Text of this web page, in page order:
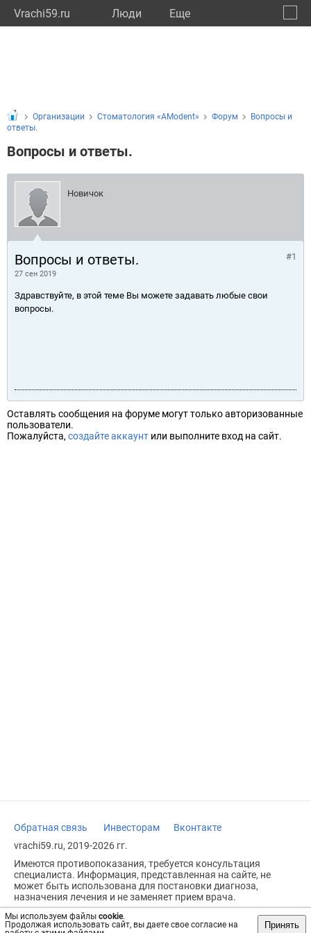
Vrachi59.ru Люди Eще
Мы используем файлы cookie.
Продолжая использовать сайт, вы даете свое согласие на
Принять
Организации Стоматология «AModent» Форум
Вопросы и
ответы.
Вопросы и ответы.
Новичок
Вопросы и ответы.
27 сен 2019
#1
Здравствуйте, в этой теме Вы можете задавать любые свои
вопросы.
Оставлять сообщения на форуме могут только авторизованные
пользователи.
Пожалуйста, создайте аккаунт или выполните вход на сайт.
Обратная связь Инвесторам
Вконтакте
vrachi59.ru, 2019-2026 гг.
Имеются противопоказания, требуется консультация
специалиста. Информация, представленная на сайте, не
может быть использована для постановки диагноза,
назначения лечения и не заменяет прием врача.
Возрастное ограничение: 18+